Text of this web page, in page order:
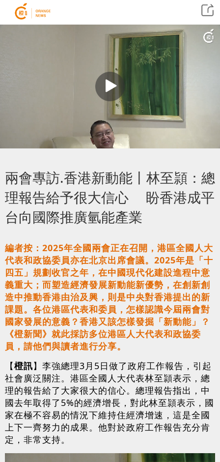
兩會專訪.香港新動能丨林至頴：總
理報告給予很大信心 盼香港成平
台向國際推廣氫能產業
編者按：2025年全國兩會正在召開，港區全國人大
代表和政協委員亦在北京出席會議。2025年是「十
四五」規劃收官之年，在中國現代化建設進程中意
義重大；而塑造經濟發展新動能新優勢，在創新創
造中推動香港由治及興，則是中央對香港提出的新
課題。各位港區代表和委員，怎樣認識今屆兩會對
國家發展的意義？香港又該怎樣發掘「新動能」？
《橙新聞》就此採訪多位港區人大代表和政協委
員，請他們與讀者進行分享。
【橙訊】李強總理3月5日做了政府工作報告，引起
社會廣泛關注。港區全國人大代表林至頴表示，總
理的報告給了大家很大的信心。總理報告指出，中
國去年取得了5%的經濟增長，對此林至頴表示，國
家在極不容易的情況下維持住經濟增速，這是全國
上下一齊努力的成果。他對於政府工作報告充分肯
定，非常支持。